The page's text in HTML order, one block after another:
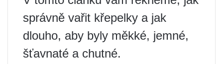
správně vařit křepelky a jak
dlouho, aby byly měkké, jemné,
šťavnaté a chutné.